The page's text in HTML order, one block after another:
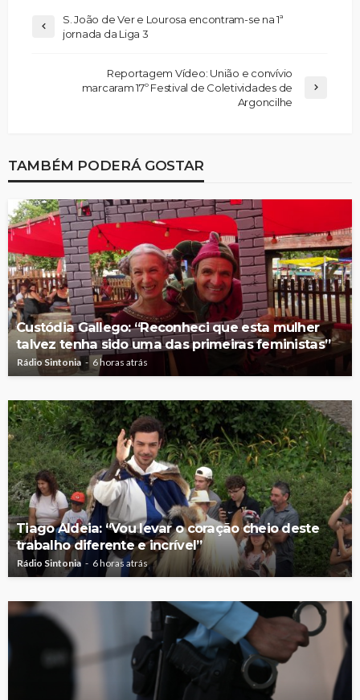
S. João de Ver e Lourosa encontram-se na 1ª
jornada da Liga 3
Reportagem Vídeo: União e convívio
marcaram 17º Festival de Coletividades de
Argoncilhe
TAMBÉM PODERÁ GOSTAR
Custódia Gallego: “Reconheci que esta mulher
talvez tenha sido uma das primeiras feministas”
Rádio Sintonia 6 horas atrás
Tiago Aldeia: “Vou levar o coração cheio deste
trabalho diferente e incrível”
Rádio Sintonia 6 horas atrás